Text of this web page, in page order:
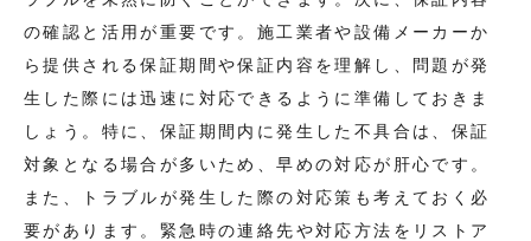
の確認と活用が重要です。施工業者や設備メーカーか
ら提供される保証期間や保証内容を理解し、問題が発
生した際には迅速に対応できるように準備しておきま
しょう。特に、保証期間内に発生した不具合は、保証
対象となる場合が多いため、早めの対応が肝心です。
また、トラブルが発生した際の対応策も考えておく必
要があります。緊急時の連絡先や対応方法をリストア